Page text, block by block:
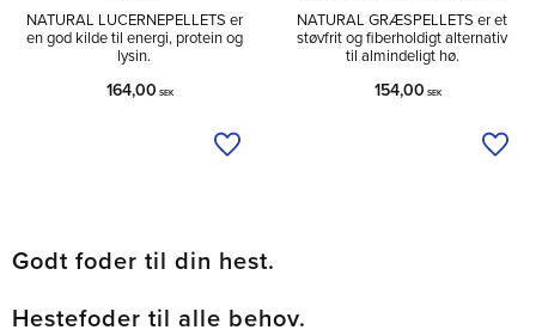
NATURAL LUCERNEPELLETS er
en god kilde til energi, protein og
lysin.
164,00 SEK
Tilføj til ønskeliste
NATURAL GRÆSPELLETS er et
støvfrit og fiberholdigt alternativ
til almindeligt hø.
154,00 SEK
Godt foder til din hest.
Hestefoder til alle behov.